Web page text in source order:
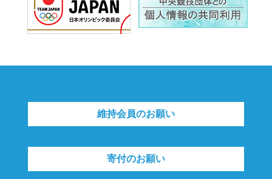
維持会員のお願い
寄付のお願い